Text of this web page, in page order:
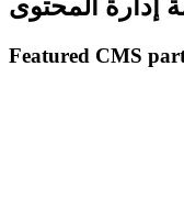
إدارة المحتوى
Featured CMS